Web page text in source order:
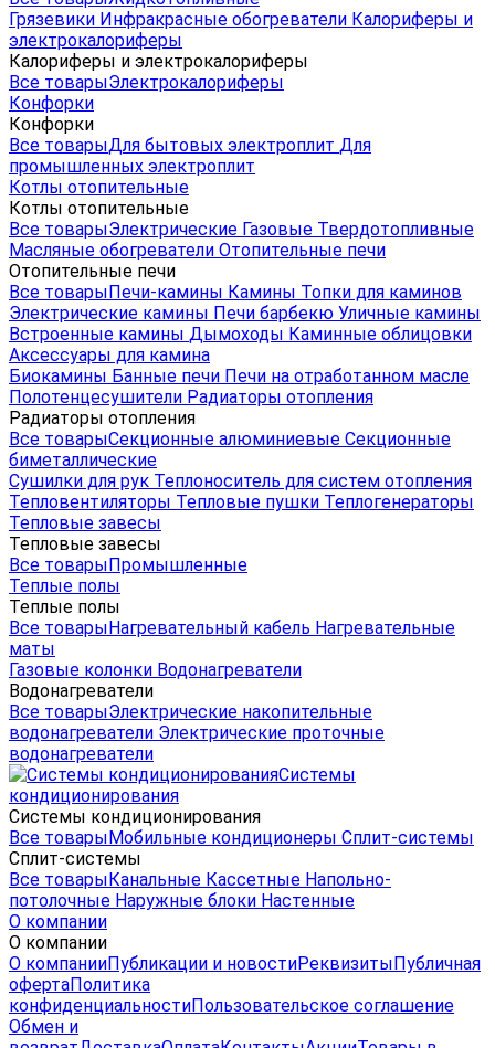
Грязевики Инфракрасные обогреватели Калориферы и
электрокалориферы
Калориферы и электрокалориферы
Все товарыЭлектрокалориферы
Конфорки
Конфорки
Все товарыДля бытовых электроплит Для
промышленных электроплит
Котлы отопительные
Котлы отопительные
Все товарыЭлектрические Газовые Твердотопливные
Масляные обогреватели Отопительные печи
Отопительные печи
Все товарыПечи-камины Камины Топки для каминов
Электрические камины Печи барбекю Уличные камины
Встроенные камины Дымоходы Каминные облицовки
Аксессуары для камина
Биокамины Банные печи Печи на отработанном масле
Полотенцесушители Радиаторы отопления
Радиаторы отопления
Все товарыСекционные алюминиевые Секционные
биметаллические
Сушилки для рук Теплоноситель для систем отопления
Тепловентиляторы Тепловые пушки Теплогенераторы
Тепловые завесы
Тепловые завесы
Все товарыПромышленные
Теплые полы
Теплые полы
Все товарыНагревательный кабель Нагревательные
маты
Газовые колонки Водонагреватели
Водонагреватели
Все товарыЭлектрические накопительные
водонагреватели Электрические проточные
водонагреватели
Системы
кондиционирования
Системы кондиционирования
Все товарыМобильные кондиционеры Сплит-системы
Сплит-системы
Все товарыКанальные Кассетные Напольно-
потолочные Наружные блоки Настенные
О компании
О компании
О компанииПубликации и новостиРеквизитыПубличная
офертаПолитика
конфиденциальностиПользовательское соглашение
Обмен и